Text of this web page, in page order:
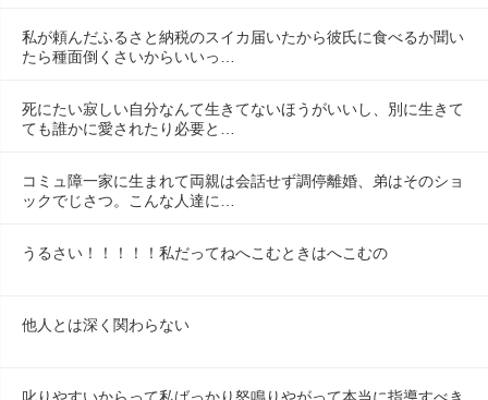
私が頼んだふるさと納税のスイカ届いたから彼氏に食べるか聞い
たら種面倒くさいからいいっ…
死にたい寂しい自分なんて生きてないほうがいいし、別に生きて
ても誰かに愛されたり必要と…
コミュ障一家に生まれて両親は会話せず調停離婚、弟はそのショ
ックでじさつ。こんな人達に…
うるさい！！！！！私だってねへこむときはへこむの
他人とは深く関わらない